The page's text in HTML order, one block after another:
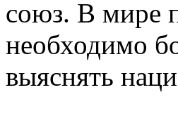
союз. В мире
необходимо
выяснять